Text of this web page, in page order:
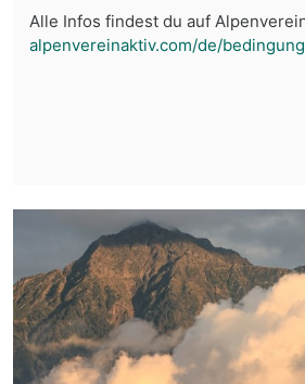
Alle Infos findest du auf
alpenvereinaktiv.com/de/